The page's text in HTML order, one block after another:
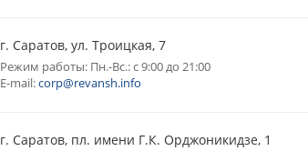
г. Саратов, ул. Троицкая, 7
Режим работы: Пн.-Вс.: с 9:00 до 21:00
E-mail:corp@revansh.info
г. Саратов, пл. имени Г.К. Орджоникидзе, 1